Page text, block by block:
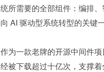
统所需要的全部组件：编排
向 AI 驱动型系统转型的关键一
作为一款老牌的开源中间件
经被下载超过十亿次，支撑